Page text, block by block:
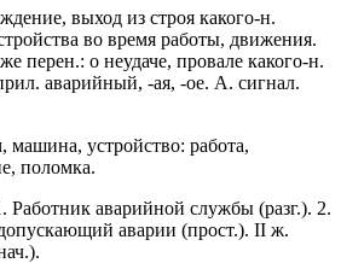
выход из строя какого-н.
во время работы, движения.
перен.: о неудаче, провале какого-н.
аварийный, -ая, -ое. А. сигнал.
устройство: работа,
поломка.
аварийной службы (разг.). 2.
аварии (прост.). II ж.